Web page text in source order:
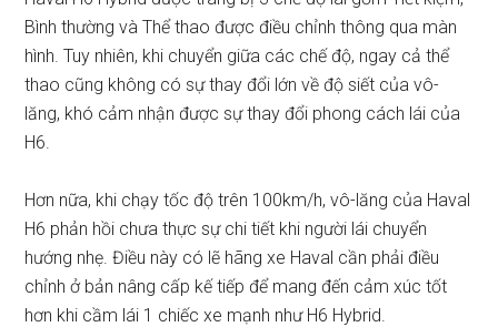
Bình thường và Thể thao được điều chỉnh thông qua màn
hình. Tuy nhiên, khi chuyển giữa các chế độ, ngay cả thể
thao cũng không có sự thay đổi lớn về độ siết của vô-
lăng, khó cảm nhận được sự thay đổi phong cách lái của
H6.
Hơn nữa, khi chạy tốc độ trên 100km/h, vô-lăng của Haval
H6 phản hồi chưa thực sự chi tiết khi người lái chuyển
hướng nhẹ. Điều này có lẽ hãng xe Haval cần phải điều
chỉnh ở bản nâng cấp kế tiếp để mang đến cảm xúc tốt
hơn khi cầm lái 1 chiếc xe mạnh như H6 Hybrid.